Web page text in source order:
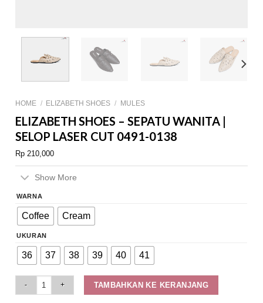
HOME / ELIZABETH SHOES / MULES
ELIZABETH SHOES – SEPATU WANITA |
SELOP LASER CUT 0491-0138
Rp 210,000
Show More
WARNA
Coffee Cream
UKURAN
36 37 38 39 40 41
TAMBAHKAN KE KERANJANG